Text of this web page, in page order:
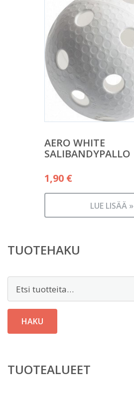
AERO WHITE
SALIBANDYPALLO
1,90 €
LUE LISÄÄ »
TUOTEHAKU
HAKU
TUOTEALUEET